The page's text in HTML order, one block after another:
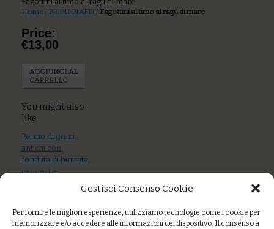
Gestisci Consenso Cookie
Per fornire le migliori esperienze, utilizziamo tecnologie come i cookie per
memorizzare e/o accedere alle informazioni del dispositivo. Il consenso a
Home / PRIMI PIATTI / Fagottini al timo al ragù di mare
Price:
€13,00
AGGIUNGI AL
CARRELLO
You might also
like
Penne di grani
antichi con
fonduta di burrata,
capperi e
al sugo di scampi